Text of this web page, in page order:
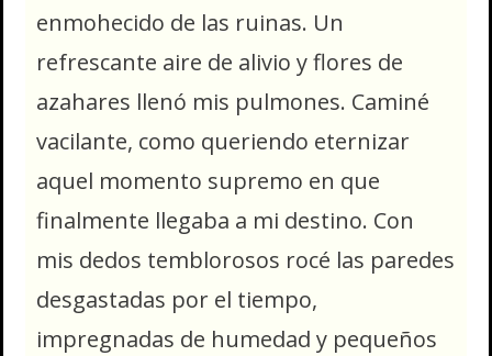
enmohecido de las ruinas. Un
refrescante aire de alivio y flores de
azahares llenó mis pulmones. Caminé
vacilante, como queriendo eternizar
aquel momento supremo en que
finalmente llegaba a mi destino. Con
mis dedos temblorosos rocé las paredes
desgastadas por el tiempo,
impregnadas de humedad y pequeños